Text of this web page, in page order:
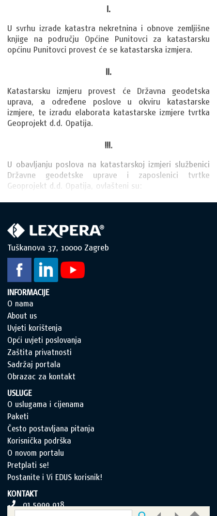
I.
U svrhu izrade katastra nekretnina i obnove zemljišne
knjige na području Općine Punitovci za katastarsku
općinu Punitovci provest će se katastarska izmjera.
II.
Katastarsku izmjeru provest će Državna geodetska
uprava, a određene poslove u okviru katastarske
izmjere, te izradu elaborata katastarske izmjere tvrtka
Geoprojekt d.d. Opatija.
III.
U obavljanju poslova na katastarskoj izmjeri službenici
Državne geodetske uprave i zaposlenici tvrtke
Geoprojekt d.d. Opatija, ovlašteni su:
Tuškanova 37, 10000 Zagreb
INFORMACIJE
O nama
About us
Uvjeti korištenja
Opći uvjeti poslovanja
Zaštita privatnosti
Sadržaj portala
Obrazac za kontakt
USLUGE
O uslugama i cijenama
Paketi
Često postavljana pitanja
Korisnička podrška
O novom portalu
Pretplati se!
Postanite i Vi EDUS korisnik!
KONTAKT
01 5999 918